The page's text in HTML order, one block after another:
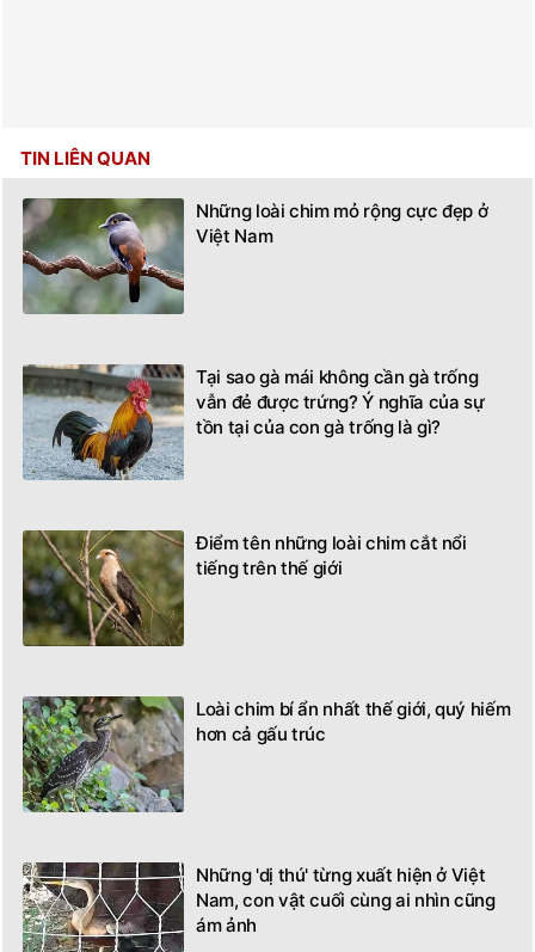
TIN LIÊN QUAN
Những loài chim mỏ rộng cực đẹp ở
Việt Nam
Tại sao gà mái không cần gà trống
vẫn đẻ được trứng? Ý nghĩa của sự
tồn tại của con gà trống là gì?
Điểm tên những loài chim cắt nổi
tiếng trên thế giới
Loài chim bí ẩn nhất thế giới, quý hiếm
hơn cả gấu trúc
Những 'dị thú' từng xuất hiện ở Việt
Nam, con vật cuối cùng ai nhìn cũng
ám ảnh